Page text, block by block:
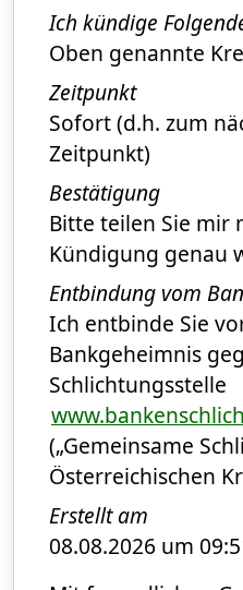
Ich kündige
Oben genannte
Zeitpunkt
Sofort (d.h. zum
Zeitpunkt)
Bestätigung
Bitte teilen Sie mir
Kündigung genau
Entbindung vom
Ich entbinde Sie
Bankgeheimnis
Schlichtungsstelle
(„Gemeinsame
Österreichischen
Erstellt am
08.08.2026 um